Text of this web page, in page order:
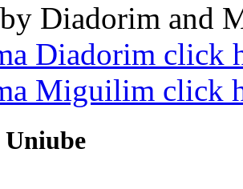
Diadorim and
Diadorim click
Miguilim click
Uniube